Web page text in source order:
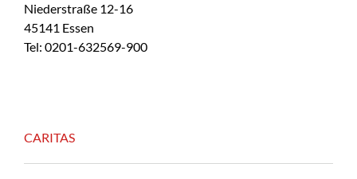
Niederstraße 12-16
45141 Essen
Tel: 0201-632569-900
CARITAS